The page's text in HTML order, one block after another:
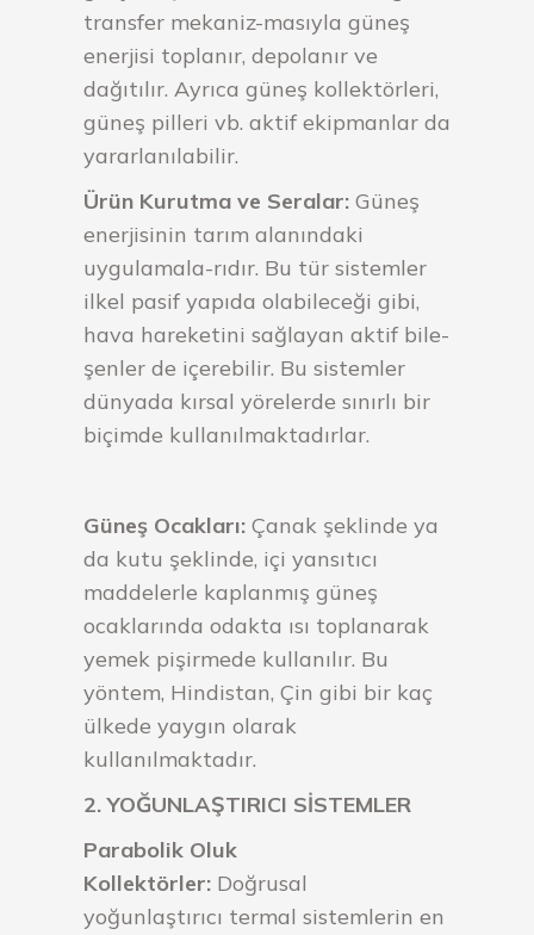
transfer mekaniz-masıyla güneş
enerjisi toplanır, depolanır ve
dağıtılır. Ayrıca güneş kollektörleri,
güneş pilleri vb. aktif ekipmanlar da
yararlanılabilir.
Ürün Kurutma ve Seralar: Güneş
enerjisinin tarım alanındaki
uygulamala-rıdır. Bu tür sistemler
ilkel pasif yapıda olabileceği gibi,
hava hareketini sağlayan aktif bile-
şenler de içerebilir. Bu sistemler
dünyada kırsal yörelerde sınırlı bir
biçimde kullanılmaktadırlar.
Güneş Ocakları: Çanak şeklinde ya
da kutu şeklinde, içi yansıtıcı
maddelerle kaplanmış güneş
ocaklarında odakta ısı toplanarak
yemek pişirmede kullanılır. Bu
yöntem, Hindistan, Çin gibi bir kaç
ülkede yaygın olarak
kullanılmaktadır.
2. YOĞUNLAŞTIRICI SİSTEMLER
Parabolik Oluk
Kollektörler: Doğrusal
yoğunlaştırıcı termal sistemlerin en